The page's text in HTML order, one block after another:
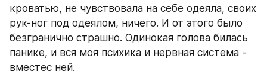
кроватью, не чувствовала на себе одеяла, своих
рук-ног под одеялом, ничего. И от этого было
безгранично страшно. Одинокая голова билась
панике, и вся моя психика и нервная система -
вместес ней.